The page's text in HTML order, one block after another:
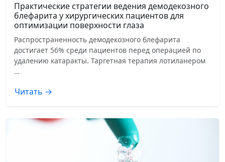
Практические стратегии ведения демодекозного
блефарита у хирургических пациентов для
оптимизации поверхности глаза
Распространенность демодекозного блефарита
достигает 56% среди пациентов перед операцией по
удалению катаракты. Таргетная терапия лотиланером
…
Читать →